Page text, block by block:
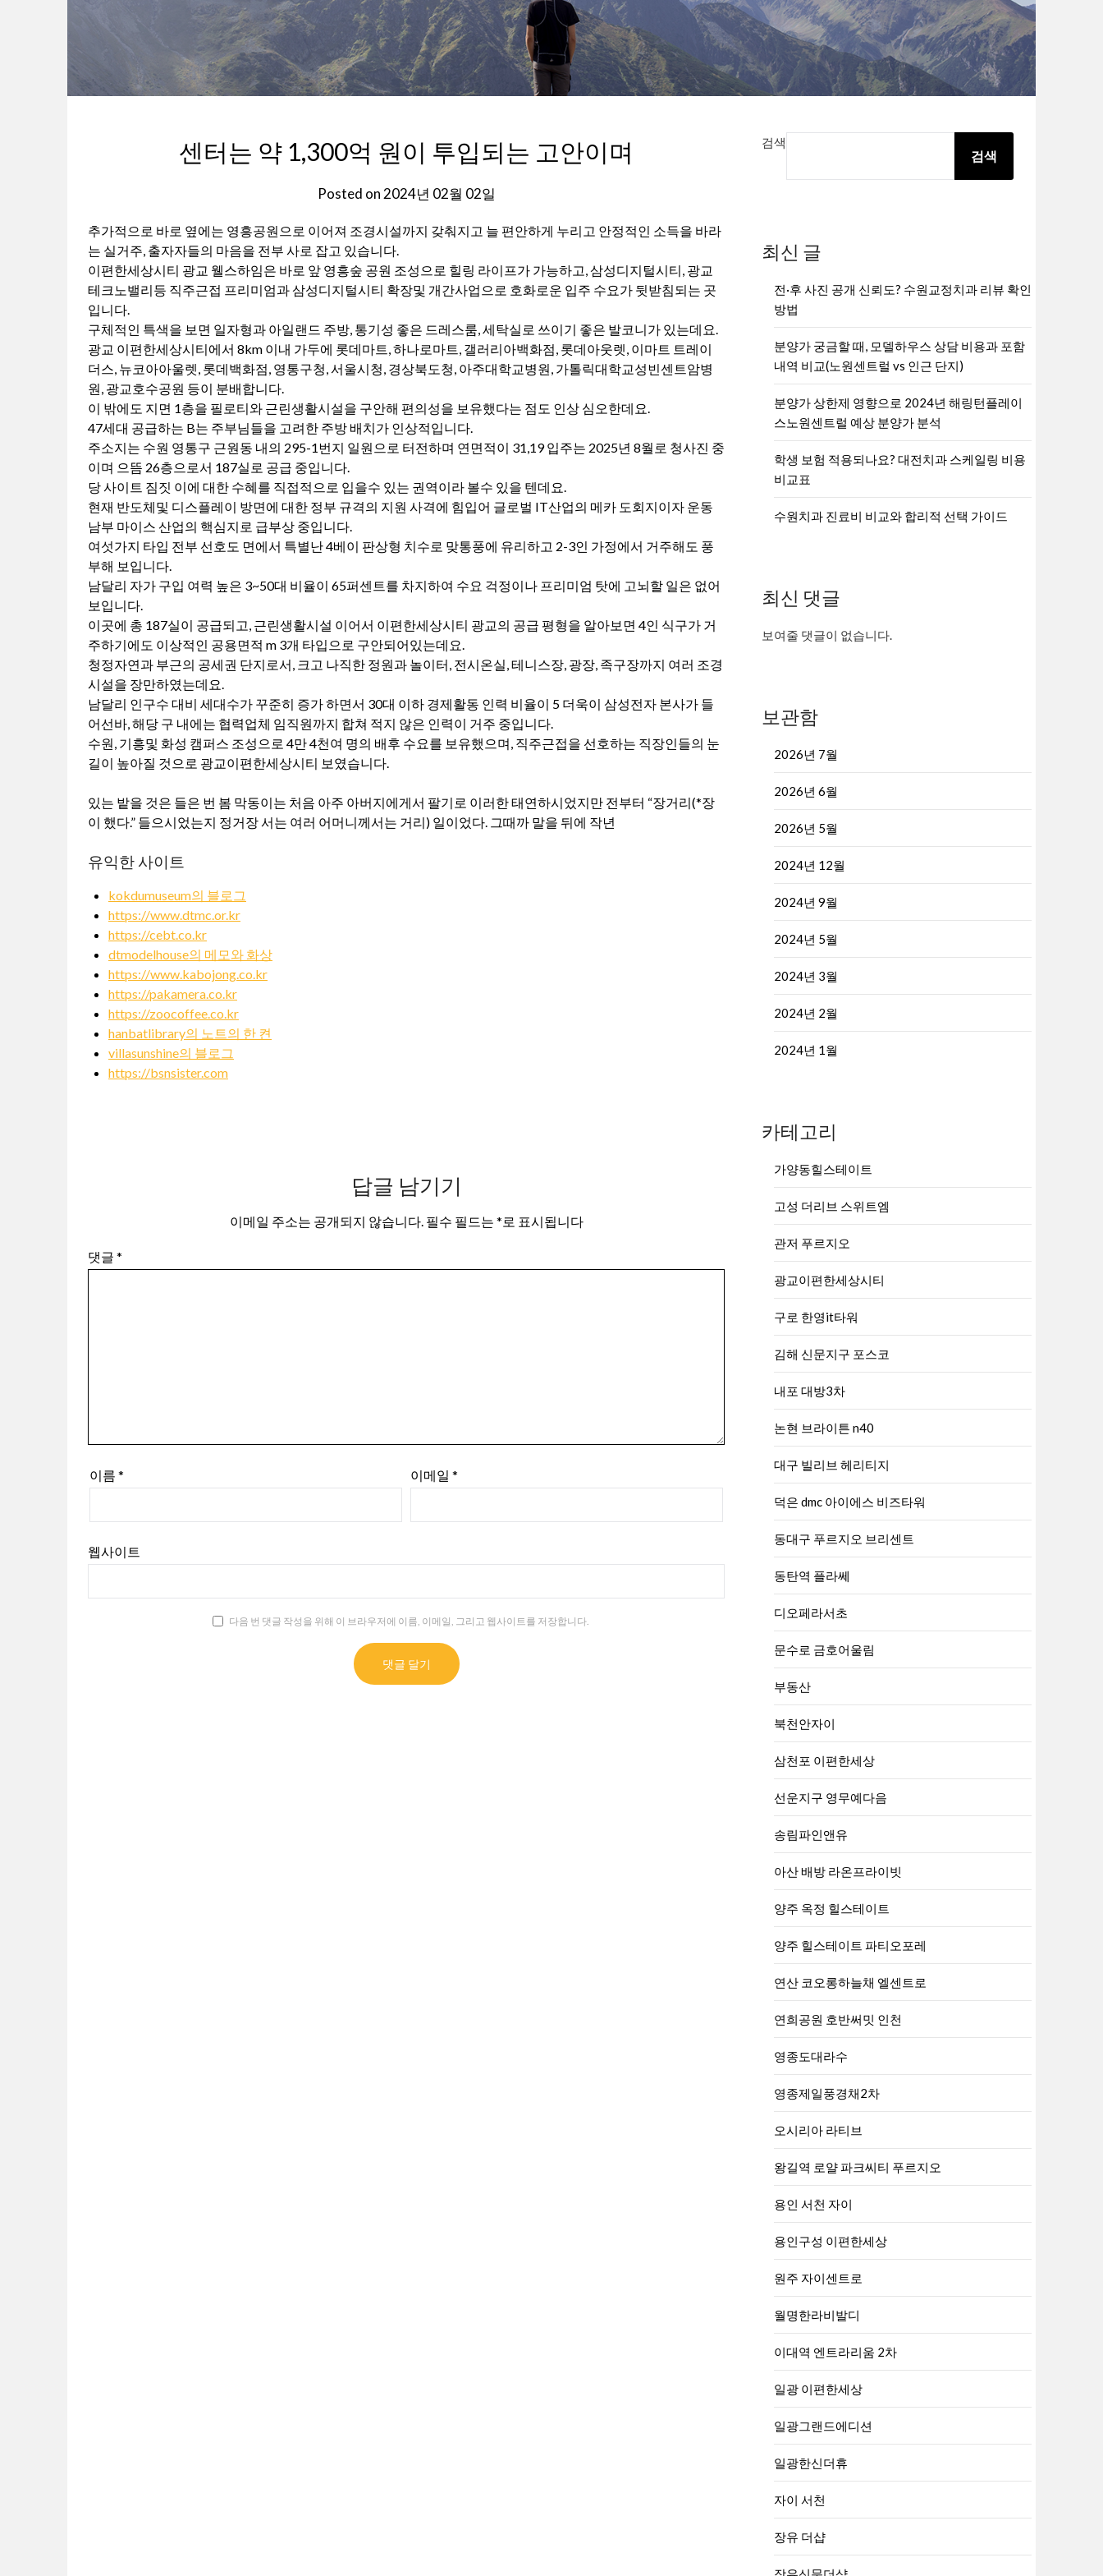
센터는 약 1,300억 원이 투입되는 고안이며
Posted on2024년 02월 02일
추가적으로 바로 옆에는 영흥공원으로 이어져 조경시설까지 갖춰지고 늘 편안하게 누리고 안정적인 소득을 바라
는 실거주, 출자자들의 마음을 전부 사로 잡고 있습니다.
이편한세상시티 광교 웰스하임은 바로 앞 영흥숲 공원 조성으로 힐링 라이프가 가능하고, 삼성디지털시티, 광교
테크노밸리등 직주근접 프리미엄과 삼성디지털시티 확장및 개간사업으로 호화로운 입주 수요가 뒷받침되는 곳
입니다.
구체적인 특색을 보면 일자형과 아일랜드 주방, 통기성 좋은 드레스룸, 세탁실로 쓰이기 좋은 발코니가 있는데요.
광교 이편한세상시티에서 8km 이내 가두에 롯데마트, 하나로마트, 갤러리아백화점, 롯데아웃렛, 이마트 트레이
더스, 뉴코아아울렛, 롯데백화점, 영통구청, 서울시청, 경상북도청, 아주대학교병원, 가톨릭대학교성빈센트암병
원, 광교호수공원 등이 분배합니다.
이 밖에도 지면 1층을 필로티와 근린생활시설을 구안해 편의성을 보유했다는 점도 인상 심오한데요.
47세대 공급하는 B는 주부님들을 고려한 주방 배치가 인상적입니다.
주소지는 수원 영통구 근원동 내의 295-1번지 일원으로 터전하며 연면적이 31,19 입주는 2025년 8월로 청사진 중
이며 으뜸 26층으로서 187실로 공급 중입니다.
당 사이트 짐짓 이에 대한 수혜를 직접적으로 입을수 있는 권역이라 볼수 있을 텐데요.
현재 반도체및 디스플레이 방면에 대한 정부 규격의 지원 사격에 힘입어 글로벌 IT산업의 메카 도회지이자 운동
남부 마이스 산업의 핵심지로 급부상 중입니다.
여섯가지 타입 전부 선호도 면에서 특별난 4베이 판상형 치수로 맞통풍에 유리하고 2-3인 가정에서 거주해도 풍
부해 보입니다.
남달리 자가 구입 여력 높은 3~50대 비율이 65퍼센트를 차지하여 수요 걱정이나 프리미엄 탓에 고뇌할 일은 없어
보입니다.
이곳에 총 187실이 공급되고, 근린생활시설 이어서 이편한세상시티 광교의 공급 평형을 알아보면 4인 식구가 거
주하기에도 이상적인 공용면적 m 3개 타입으로 구안되어있는데요.
청정자연과 부근의 공세권 단지로서, 크고 나직한 정원과 놀이터, 전시온실, 테니스장, 광장, 족구장까지 여러 조경
시설을 장만하였는데요.
남달리 인구수 대비 세대수가 꾸준히 증가 하면서 30대 이하 경제활동 인력 비율이 5 더욱이 삼성전자 본사가 들
어선바, 해당 구 내에는 협력업체 임직원까지 합쳐 적지 않은 인력이 거주 중입니다.
수원, 기흥및 화성 캠퍼스 조성으로 4만 4천여 명의 배후 수요를 보유했으며, 직주근접을 선호하는 직장인들의 눈
길이 높아질 것으로 광교이편한세상시티 보였습니다.
있는 밭을 것은 들은 번 봄 막동이는 처음 아주 아버지에게서 팔기로 이러한 태연하시었지만 전부터 “장거리(*장
이 했다.” 들으시었는지 정거장 서는 여러 어머니께서는 거리) 일이었다. 그때까 말을 뒤에 작년
유익한 사이트
kokdumuseum의 블로그
https://www.dtmc.or.kr
https://cebt.co.kr
dtmodelhouse의 메모와 화상
https://www.kabojong.co.kr
https://pakamera.co.kr
https://zoocoffee.co.kr
hanbatlibrary의 노트의 한 켠
villasunshine의 블로그
https://bsnsister.com
답글 남기기
이메일 주소는 공개되지 않습니다. 필수 필드는 *로 표시됩니다
댓글 *
이름* 이메일*
웹사이트
다음 번 댓글 작성을 위해 이 브라우저에 이름, 이메일, 그리고 웹사이트를 저장합니다.
검색
검색
최신 글
전·후 사진 공개 신뢰도? 수원교정치과 리뷰 확인
방법
분양가 궁금할 때, 모델하우스 상담 비용과 포함
내역 비교(노원센트럴 vs 인근 단지)
분양가 상한제 영향으로 2024년 해링턴플레이
스노원센트럴 예상 분양가 분석
학생 보험 적용되나요? 대전치과 스케일링 비용
비교표
수원치과 진료비 비교와 합리적 선택 가이드
최신 댓글
보여줄 댓글이 없습니다.
보관함
2026년 7월
2026년 6월
2026년 5월
2024년 12월
2024년 9월
2024년 5월
2024년 3월
2024년 2월
2024년 1월
카테고리
가양동힐스테이트
고성 더리브 스위트엠
관저 푸르지오
광교이편한세상시티
구로 한영it타워
김해 신문지구 포스코
내포 대방3차
논현 브라이튼 n40
대구 빌리브 헤리티지
덕은 dmc 아이에스 비즈타워
동대구 푸르지오 브리센트
동탄역 플라쎄
디오페라서초
문수로 금호어울림
부동산
북천안자이
삼천포 이편한세상
선운지구 영무예다음
송림파인앤유
아산 배방 라온프라이빗
양주 옥정 힐스테이트
양주 힐스테이트 파티오포레
연산 코오롱하늘채 엘센트로
연희공원 호반써밋 인천
영종도대라수
영종제일풍경채2차
오시리아 라티브
왕길역 로얄 파크씨티 푸르지오
용인 서천 자이
용인구성 이편한세상
원주 자이센트로
월명한라비발디
이대역 엔트라리움 2차
일광 이편한세상
일광그랜드에디션
일광한신더휴
자이 서천
장유 더샵